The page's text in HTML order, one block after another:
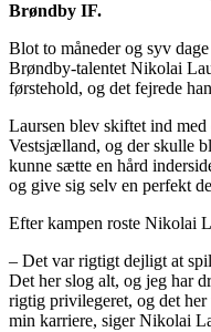
Brøndby IF.
Blot to måneder og syv
Brøndby-talentet Nikolai
førstehold, og det fejrede
Laursen blev skiftet ind
Vestsjælland, og der skulle
kunne sætte en hård
og give sig selv en perfekt
Efter kampen roste Nikolai
– Det var rigtigt dejligt at
Det her slog alt, og jeg har
rigtig privilegeret, og det
min karriere, siger Nikolai